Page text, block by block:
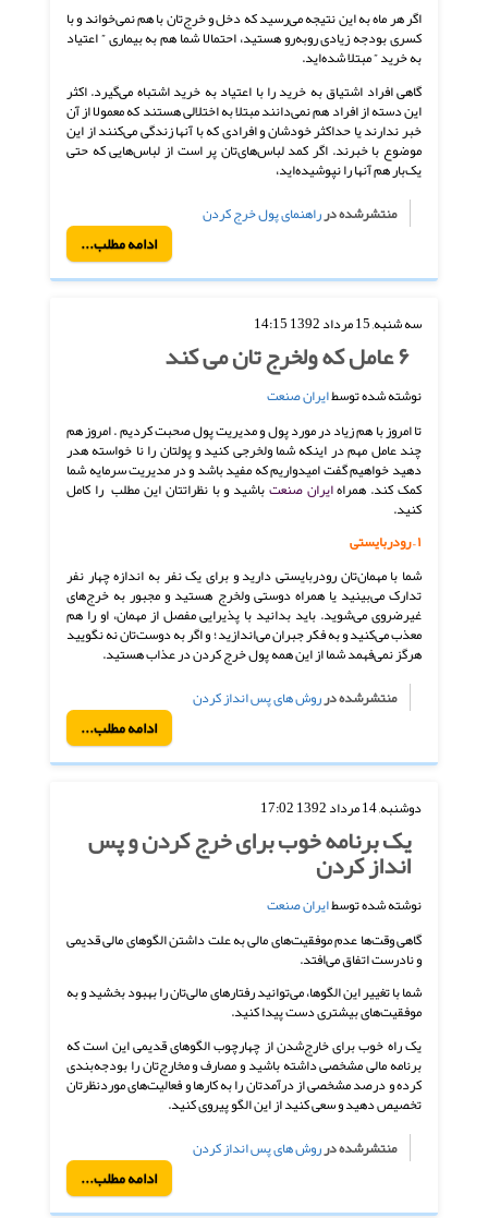
اگر هر ماه به این نتیجه می‌رسید که دخل و خرج‌تان با هم نمی‌خواند و با
کسری بودجه زیادی روبه‌رو هستید، احتمالا شما هم به بیماری ” اعتیاد
به خرید ” مبتلا شده‌اید.
گاهی افراد اشتیاق به خرید را با اعتیاد به خرید اشتباه می‌گیرد. اکثر
این دسته از افراد هم نمی‌دانند مبتلا به اختلالی هستند که معمولا از آن
خبر ندارند یا حداکثر خودشان و افرادی که با آنها زندگی می‌کنند از این
موضوع با خبرند. اگر کمد لباس‌های‌تان پر است از لباس‌هایی که حتی
یک‌بار هم آنها را نپوشیده‌اید،
منتشرشده درراهنمای پول خرج کردن
ادامه مطلب...
سه شنبه, 15 مرداد 1392 14:15
۶ عامل که ولخرج تان می کند
نوشته شده توسطایران صنعت
تا امروز با هم زیاد در مورد پول و مدیریت پول صحبت کردیم . امروز هم
چند عامل مهم در اینکه شما ولخرجی کنید و پولتان را نا خواسته هدر
دهید خواهیم گفت امیدواریم که مفید باشد و در مدیریت سرمایه شما
کمک کند. همراهایران صنعتباشید و با نظراتتان این مطلب را کامل
کنید.
۱ – رودربایستی
شما با مهمان‌تان رودربایستی دارید و برای یک نفر به اندازه چهار نفر
تدارک می‌بینید یا همراه دوستی ولخرج هستید و مجبور به خرج‌های
غیرضروی می‌شوید. باید بدانید با پذیرایی مفصل از مهمان، او را هم
معذب می‌کنید و به فکر جبران می‌اندازید؛ و اگر به دوست‌تان نه نگویید
هرگز نمی‌فهمد شما از این همه پول خرج کردن در عذاب هستید.
منتشرشده درروش های پس انداز کردن
ادامه مطلب...
دوشنبه, 14 مرداد 1392 17:02
یک برنامه خوب برای خرج کردن و پس
انداز کردن
نوشته شده توسطایران صنعت
گاهی وقت‌ها عدم موفقیت‌های مالی به علت داشتن الگوهای مالی قدیمی
و نادرست اتفاق می‌افتد.
شما با تغییر این الگوها، می‌توانید رفتارهای مالی‌تان را بهبود بخشید و به
موفقیت‌های بیشتری دست پیدا کنید.
یک راه خوب برای خارج‌شدن از چهارچوب الگوهای قدیمی این است که
برنامه مالی مشخصی داشته باشید و مصارف و مخارج‌تان را بودجه‌بندی
کرده و درصد مشخصی از درآمدتان را به کارها و فعالیت‌های موردنظرتان
تخصیص دهید و سعی کنید از این الگو پیروی کنید.
منتشرشده درروش های پس انداز کردن
ادامه مطلب...